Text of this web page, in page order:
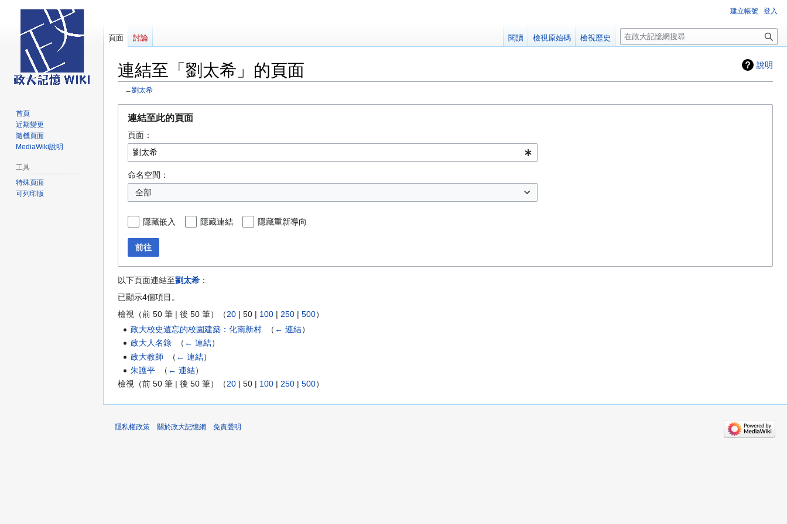
說明
連結至「劉太希」的頁面
←劉太希
連結至此的頁面
頁面：
命名空間：
全部
隱藏嵌入 隱藏連結 隱藏重新導向
前往
以下頁面連結至劉太希 ：
已顯示4個項目。
檢視（前 50 筆 | 後 50 筆）（20 | 50 | 100 | 250 | 500）
政大校史遺忘的校園建築：化南新村
（ ← 連結）
政大人名錄
（ ← 連結）
政大教師
（ ← 連結）
朱護平
（ ← 連結）
檢視（前 50 筆 | 後 50 筆）（20 | 50 | 100 | 250 | 500）
建立帳號 登入
頁面 討論 閱讀 檢視原始碼 檢視歷史
搜
尋
首頁
近期變更
隨機頁面
MediaWiki說明
工具
特殊頁面
可列印版
隱私權政策 關於政大記憶網 免責聲明